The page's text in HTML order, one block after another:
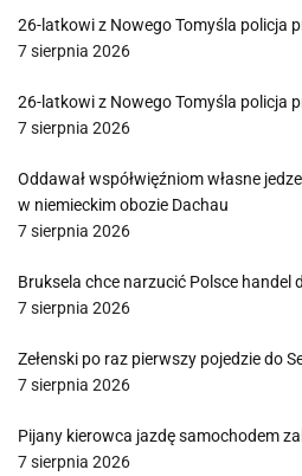
26-latkowi z Nowego Tomyśla policja
7 sierpnia 2026
26-latkowi z Nowego Tomyśla policja
7 sierpnia 2026
Oddawał współwięźniom własne
w niemieckim obozie Dachau
7 sierpnia 2026
Bruksela chce narzucić Polsce handel
7 sierpnia 2026
Zełenski po raz pierwszy pojedzie do
7 sierpnia 2026
Pijany kierowca jazdę samochodem
7 sierpnia 2026